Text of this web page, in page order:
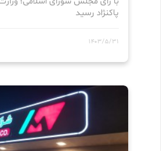
پاکنژاد رسید
1403/5/31